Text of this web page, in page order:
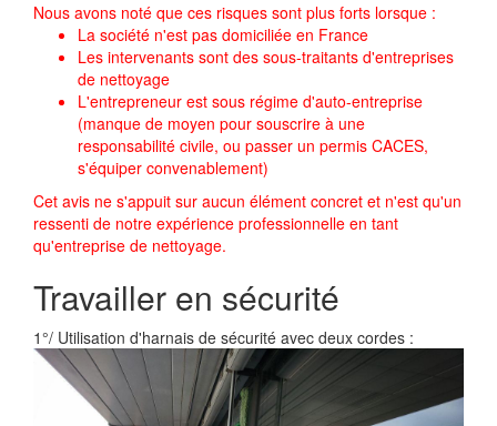
Nous avons noté que ces risques sont plus forts lorsque :
La société n'est pas domiciliée en France
Les intervenants sont des sous-traitants d'entreprises
de nettoyage
L'entrepreneur est sous régime d'auto-entreprise
(manque de moyen pour souscrire à une
responsabilité civile, ou passer un permis CACES,
s'équiper convenablement)
Cet avis ne s'appuit sur aucun élément concret et n'est qu'un
ressenti de notre expérience professionnelle en tant
qu'entreprise de nettoyage.
Travailler en sécurité
1°/ Utilisation d'harnais de sécurité avec deux cordes :